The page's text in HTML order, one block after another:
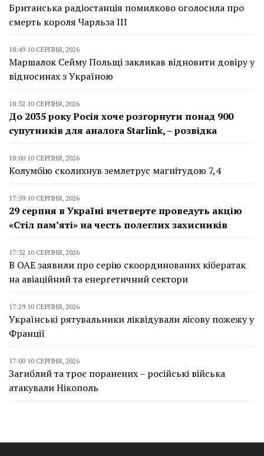
Британська радіостанція помилково оголосила про
смерть короля Чарльза III
18:49 10 СЕРПНЯ, 2026
Маршалок Сейму Польщі закликав відновити довіру у
відносинах з Україною
18:32 10 СЕРПНЯ, 2026
До 2035 року Росія хоче розгорнути понад 900
супутників для аналога Starlink, – розвідка
18:00 10 СЕРПНЯ, 2026
Колумбію сколихнув землетрус магнітудою 7,4
17:59 10 СЕРПНЯ, 2026
29 серпня в Україні вчетверте проведуть акцію
«Стіл пам’яті» на честь полеглих захисників
17:32 10 СЕРПНЯ, 2026
В ОАЕ заявили про серію скоординованих кібератак
на авіаційний та енергетичний сектори
17:29 10 СЕРПНЯ, 2026
Українські рятувальники ліквідували лісову пожежу у
Франції
17:00 10 СЕРПНЯ, 2026
Загиблий та троє поранених – російські війська
атакували Нікополь